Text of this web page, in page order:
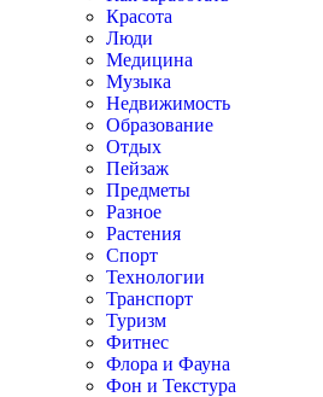
Красота
Люди
Медицина
Музыка
Недвижимость
Образование
Отдых
Пейзаж
Предметы
Разное
Растения
Спорт
Технологии
Транспорт
Туризм
Фитнес
Флора и Фауна
Фон и Текстура